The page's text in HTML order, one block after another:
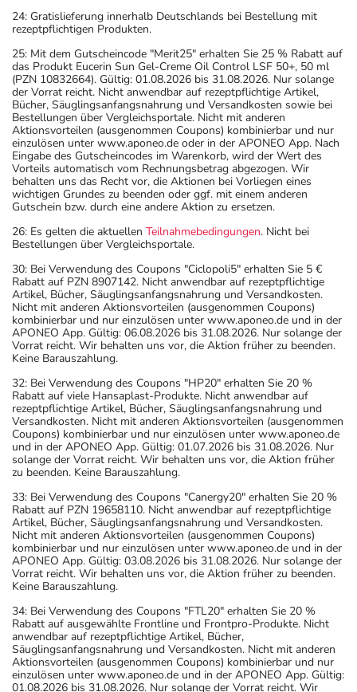
24: Gratislieferung innerhalb Deutschlands bei Bestellung mit
rezeptpflichtigen Produkten.
25: Mit dem Gutscheincode "Merit25" erhalten Sie 25 % Rabatt auf
das Produkt Eucerin Sun Gel-Creme Oil Control LSF 50+, 50 ml
(PZN 10832664). Gültig: 01.08.2026 bis 31.08.2026. Nur solange
der Vorrat reicht. Nicht anwendbar auf rezeptpflichtige Artikel,
Bücher, Säuglingsanfangsnahrung und Versandkosten sowie bei
Bestellungen über Vergleichsportale. Nicht mit anderen
Aktionsvorteilen (ausgenommen Coupons) kombinierbar und nur
einzulösen unter www.aponeo.de oder in der APONEO App. Nach
Eingabe des Gutscheincodes im Warenkorb, wird der Wert des
Vorteils automatisch vom Rechnungsbetrag abgezogen. Wir
behalten uns das Recht vor, die Aktionen bei Vorliegen eines
wichtigen Grundes zu beenden oder ggf. mit einem anderen
Gutschein bzw. durch eine andere Aktion zu ersetzen.
26: Es gelten die aktuellen Teilnahmebedingungen. Nicht bei
Bestellungen über Vergleichsportale.
30: Bei Verwendung des Coupons "Ciclopoli5" erhalten Sie 5 €
Rabatt auf PZN 8907142. Nicht anwendbar auf rezeptpflichtige
Artikel, Bücher, Säuglingsanfangsnahrung und Versandkosten.
Nicht mit anderen Aktionsvorteilen (ausgenommen Coupons)
kombinierbar und nur einzulösen unter www.aponeo.de und in der
APONEO App. Gültig: 06.08.2026 bis 31.08.2026. Nur solange der
Vorrat reicht. Wir behalten uns vor, die Aktion früher zu beenden.
Keine Barauszahlung.
32: Bei Verwendung des Coupons "HP20" erhalten Sie 20 %
Rabatt auf viele Hansaplast-Produkte. Nicht anwendbar auf
rezeptpflichtige Artikel, Bücher, Säuglingsanfangsnahrung und
Versandkosten. Nicht mit anderen Aktionsvorteilen (ausgenommen
Coupons) kombinierbar und nur einzulösen unter www.aponeo.de
und in der APONEO App. Gültig: 01.07.2026 bis 31.08.2026. Nur
solange der Vorrat reicht. Wir behalten uns vor, die Aktion früher
zu beenden. Keine Barauszahlung.
33: Bei Verwendung des Coupons "Canergy20" erhalten Sie 20 %
Rabatt auf PZN 19658110. Nicht anwendbar auf rezeptpflichtige
Artikel, Bücher, Säuglingsanfangsnahrung und Versandkosten.
Nicht mit anderen Aktionsvorteilen (ausgenommen Coupons)
kombinierbar und nur einzulösen unter www.aponeo.de und in der
APONEO App. Gültig: 03.08.2026 bis 31.08.2026. Nur solange der
Vorrat reicht. Wir behalten uns vor, die Aktion früher zu beenden.
Keine Barauszahlung.
34: Bei Verwendung des Coupons "FTL20" erhalten Sie 20 %
Rabatt auf ausgewählte Frontline und Frontpro-Produkte. Nicht
anwendbar auf rezeptpflichtige Artikel, Bücher,
Säuglingsanfangsnahrung und Versandkosten. Nicht mit anderen
Aktionsvorteilen (ausgenommen Coupons) kombinierbar und nur
einzulösen unter www.aponeo.de und in der APONEO App. Gültig:
01.08.2026 bis 31.08.2026. Nur solange der Vorrat reicht. Wir